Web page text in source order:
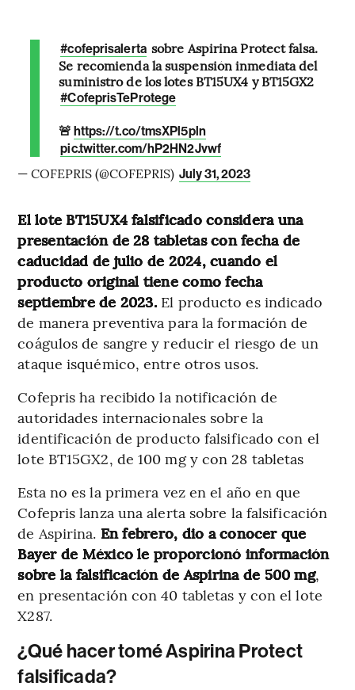
#cofeprisalerta sobre Aspirina Protect falsa.
Se recomienda la suspensión inmediata del
suministro de los lotes BT15UX4 y BT15GX2
#CofeprisTeProtege
🚨 https://t.co/tmsXPl5pln
pic.twitter.com/hP2HN2Jvwf
— COFEPRIS (@COFEPRIS) July 31, 2023
El lote BT15UX4 falsificado considera una
presentación de 28 tabletas con fecha de
caducidad de julio de 2024, cuando el
producto original tiene como fecha
septiembre de 2023. El producto es indicado
de manera preventiva para la formación de
coágulos de sangre y reducir el riesgo de un
ataque isquémico, entre otros usos.
Cofepris ha recibido la notificación de
autoridades internacionales sobre la
identificación de producto falsificado con el
lote BT15GX2, de 100 mg y con 28 tabletas
Esta no es la primera vez en el año en que
Cofepris lanza una alerta sobre la falsificación
de Aspirina. En febrero, dio a conocer que
Bayer de México le proporcionó información
sobre la falsificación de Aspirina de 500 mg,
en presentación con 40 tabletas y con el lote
X287.
¿Qué hacer tomé Aspirina Protect
falsificada?